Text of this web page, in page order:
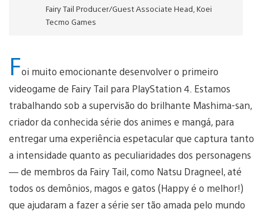
Fairy Tail Producer/Guest Associate Head, Koei
Tecmo Games
Foi muito emocionante desenvolver o primeiro
videogame de Fairy Tail para PlayStation 4. Estamos
trabalhando sob a supervisão do brilhante Mashima-san,
criador da conhecida série dos animes e mangá, para
entregar uma experiência espetacular que captura tanto
a intensidade quanto as peculiaridades dos personagens
— de membros da Fairy Tail, como Natsu Dragneel, até
todos os demônios, magos e gatos (Happy é o melhor!)
que ajudaram a fazer a série ser tão amada pelo mundo